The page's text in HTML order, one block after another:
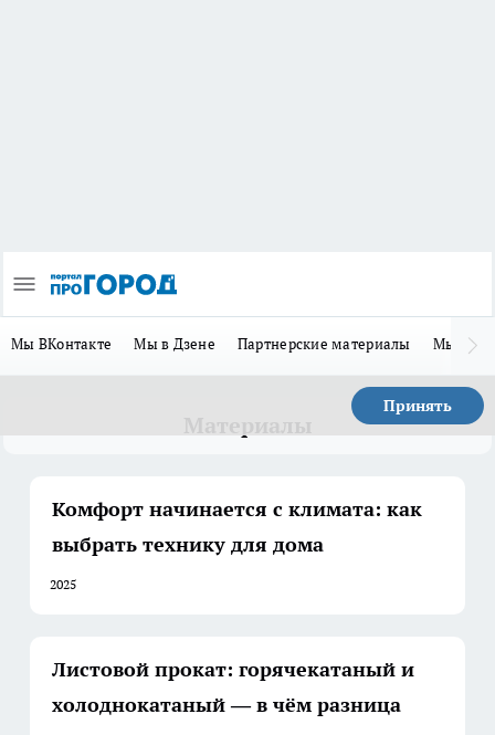
Мы ВКонтакте Мы в Дзене Партнерские материалы Мы в
Принять
Комфорт начинается с климата: как
выбрать технику для дома
2025
Листовой прокат: горячекатаный и
холоднокатаный — в чём разница